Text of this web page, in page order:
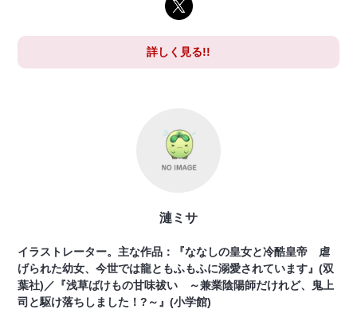
詳しく見る!!
漣ミサ
イラストレーター。主な作品：『ななしの皇女と冷酷皇帝 虐
げられた幼女、今世では龍ともふもふに溺愛されています』(双
葉社)／『浅草ばけもの甘味祓い ～兼業陰陽師だけれど、鬼上
司と駆け落ちしました！?～』(小学館)